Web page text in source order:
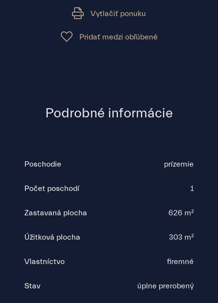
Vytlačiť ponuku
Pridať medzi obľúbené
Podrobné informácie
Poschodie prízemie
Počet poschodí 1
Zastavaná plocha 626 m²
Úžitková plocha 303 m²
Vlastníctvo firemné
Stav úplne prerobený